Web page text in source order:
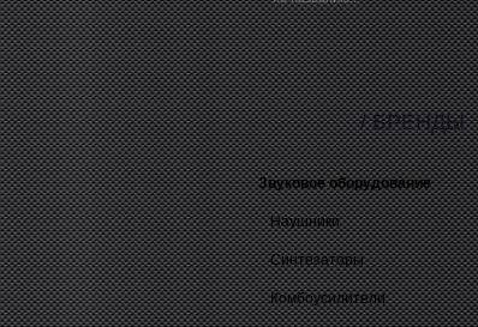
Звуковое оборудование
Наушники
Синтезаторы
Комбоусилители
/ БРЕНДЫ